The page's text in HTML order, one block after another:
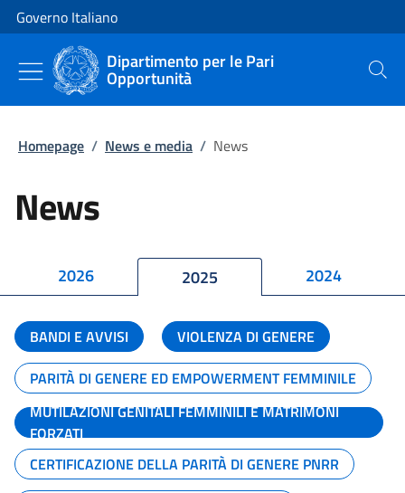
Vai al contenuto
Vai alla navigazione del sito
Governo Italiano
Dipartimento per le Pari
Opportunità Cerca
Homepage / News e media / News
News
2026 2025 2024
BANDI E AVVISI
VIOLENZA DI GENERE
PARITÀ DI GENERE ED EMPOWERMENT FEMMINILE
MUTILAZIONI GENITALI FEMMINILI E MATRIMONI
FORZATI
CERTIFICAZIONE DELLA PARITÀ DI GENERE PNRR